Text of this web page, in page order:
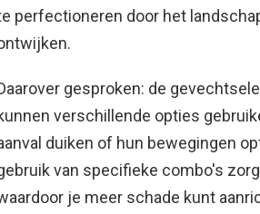
perfectioneren door het
gesproken: de
verschillende opties
duiken of hun bewegingen
van specifieke combo's
je meer schade kunt